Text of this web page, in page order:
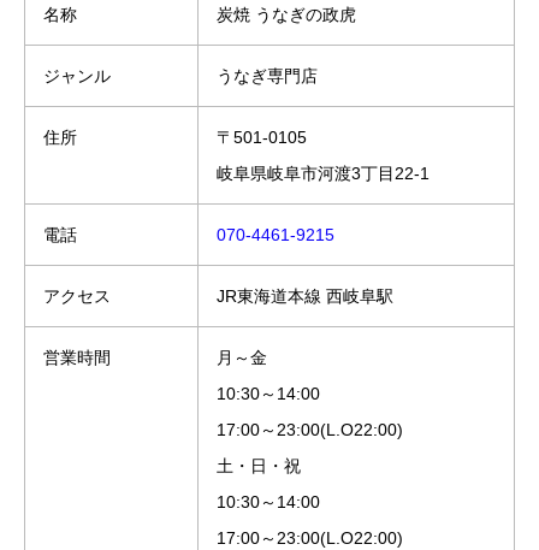
名称 炭焼 うなぎの政虎
ジャンル うなぎ専門店
住所
〒501-0105
岐阜県岐阜市河渡3丁目22-1
電話 070-4461-9215
アクセス JR東海道本線 西岐阜駅
営業時間
月～金
10:30～14:00
17:00～23:00(L.O22:00)
土・日・祝
10:30～14:00
17:00～23:00(L.O22:00)